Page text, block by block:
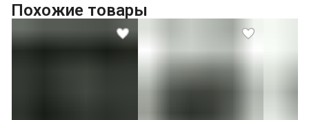
Похожие товары